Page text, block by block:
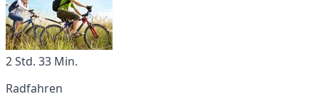
2 Std. 33 Min.
Radfahren